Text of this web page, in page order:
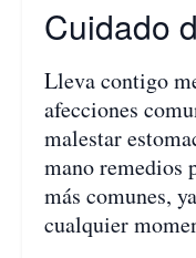
Cuidado
Lleva contigo
afecciones
malestar
mano remedios
más comunes,
cualquier